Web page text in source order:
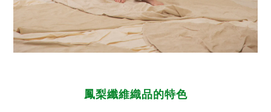
鳳梨纖維織品的特色